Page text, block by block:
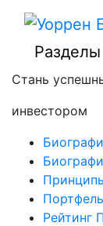
Разделы
Стань
инвестором
Рейтинг